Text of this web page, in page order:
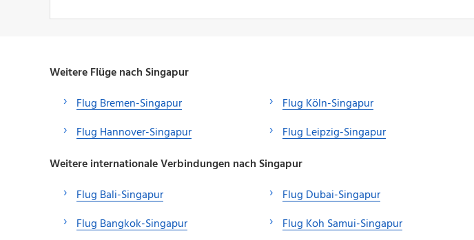
Weitere Flüge nach Singapur
Flug Bremen-Singapur
Flug Hannover-Singapur
Flug Köln-Singapur
Flug Leipzig-Singapur
Weitere internationale Verbindungen nach Singapur
Flug Bali-Singapur
Flug Bangkok-Singapur
Flug Dubai-Singapur
Flug Koh Samui-Singapur